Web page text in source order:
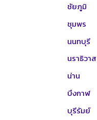
ชัยภูมิ
ชุมพร
นนทบุรี
นราธิวาส
น่าน
บึงกาฬ
บุรีรัมย์